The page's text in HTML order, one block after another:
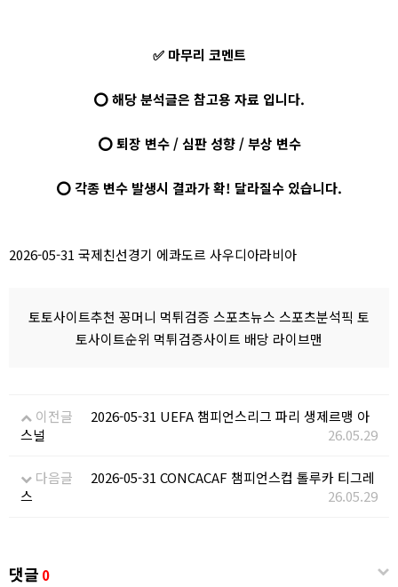
✅ 마무리 코멘트
⭕ 해당 분석글은 참고용 자료 입니다.
⭕ 퇴장 변수 / 심판 성향 / 부상 변수
⭕ 각종 변수 발생시 결과가 확! 달라질수 있습니다.
2026-05-31 국제친선경기 에콰도르 사우디아라비아
토토사이트추천 꽁머니 먹튀검증 스포츠뉴스 스포츠분석픽 토
토사이트순위 먹튀검증사이트 배당 라이브맨
이전글
2026-05-31 UEFA 챔피언스리그 파리 생제르맹 아
스널
26.05.29
다음글
2026-05-31 CONCACAF 챔피언스컵 톨루카 티그레
스
26.05.29
댓글 0